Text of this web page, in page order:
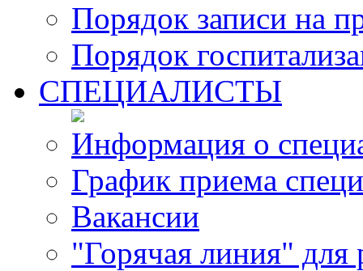
Порядок записи на
Порядок
СПЕЦИАЛИСТЫ
Информация о
График приема
Вакансии
"Горячая линия"